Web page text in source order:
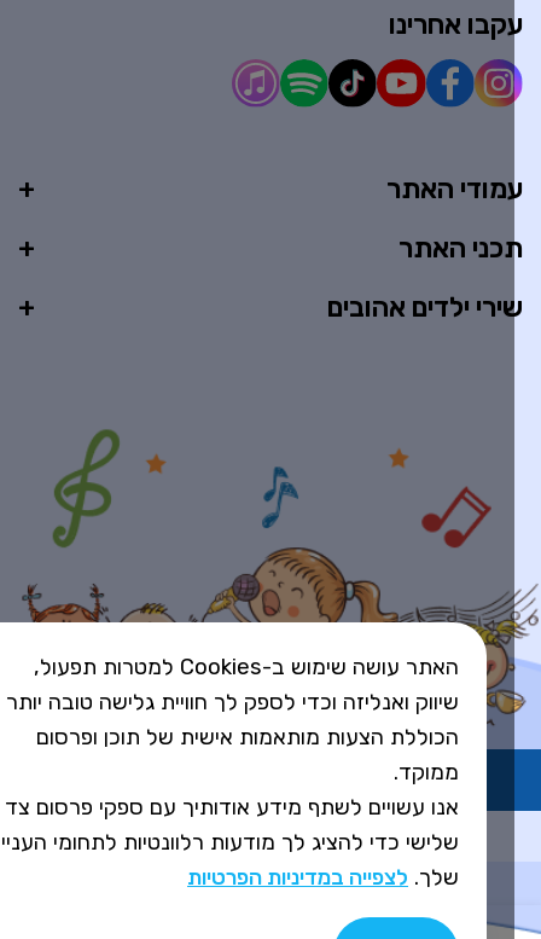
האתר
האתר
ילדים אהובים
אחרינו
Design&Code by Elevate
האתר עושה שימוש ב-Cookies למטרות תפעול,
שיווק ואנליזה וכדי לספק לך חוויית גלישה טובה יותר
הכוללת הצעות מותאמות אישית של תוכן ופרסום
ממוקד.
אנו עשויים לשתף מידע אודותיך עם ספקי פרסום צד
שלישי כדי להציג לך מודעות רלוונטיות לתחומי העניין
שלך.לצפייה במדיניות הפרטיות